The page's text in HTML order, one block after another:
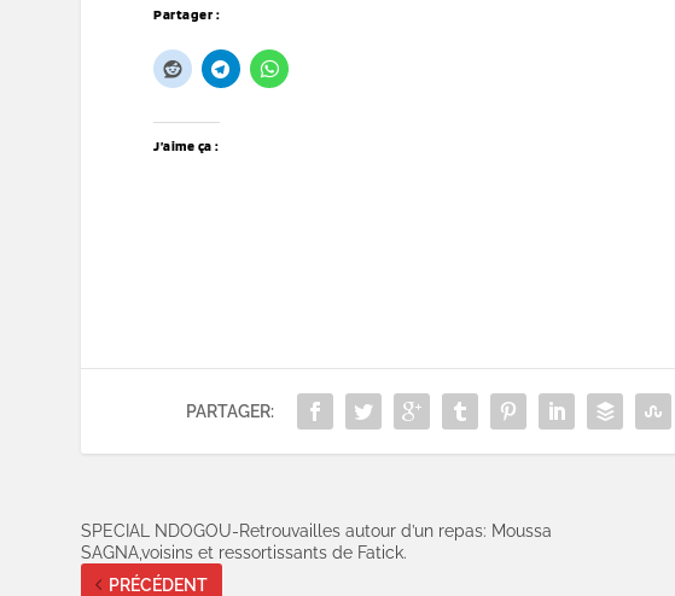
Partager :
J’aime ça :
PARTAGER:
SPECIAL NDOGOU-Retrouvailles autour d’un repas: Moussa
SAGNA,voisins et ressortissants de Fatick.
PRÉCÉDENT